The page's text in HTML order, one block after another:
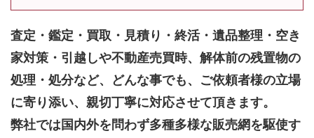
査定・鑑定・買取・見積り・終活・遺品整理・空き
家対策・引越しや不動産売買時、解体前の残置物の
処理・処分など、どんな事でも、 ご依頼者様の立場
に寄り添い、親切丁寧に対応させて頂きます。
弊社では国内外を問わず多種多様な販売網を駆使す